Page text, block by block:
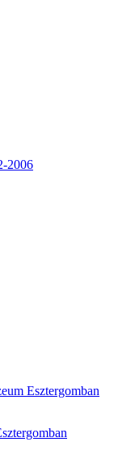
2006
Esztergomban